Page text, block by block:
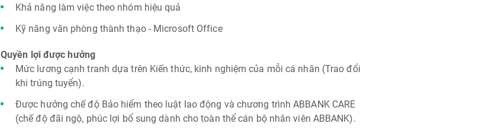
Khả năng làm việc theo nhóm hiệu quả
Kỹ năng văn phòng thành thạo - Microsoft Office
Quyền lợi được hưởng
Mức lương cạnh tranh dựa trên Kiến thức, kinh nghiệm của mỗi cá nhân (Trao đổi
khi trúng tuyển).
Được hưởng chế độ Bảo hiểm theo luật lao động và chương trình ABBANK CARE
(chế độ đãi ngộ, phúc lợi bổ sung dành cho toàn thể cán bộ nhân viên ABBANK).